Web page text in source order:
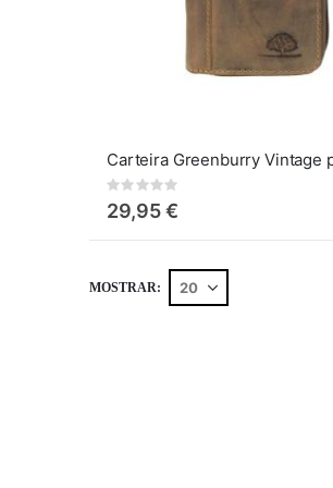
Rating:
29,95 €
MOSTRAR